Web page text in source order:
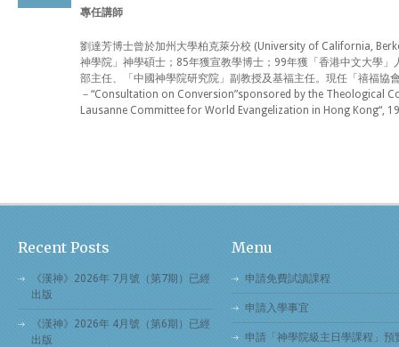
專任講師
劉達芳博士曾於加州大學柏克萊分校 (University of California,
神學院」神學碩士；85年獲宣教學博士；99年獲「香港中文大學
部主任、「中國神學院研究院」副教授及基福主任。現任「禧福
－“Consultation on Conversion”sponsored by the Theological
Lausanne Committee for World Evangelization in Hong Kong“,
Recent Posts
《漢神》2026年 7月號（第7期）已經
出版
《漢神》2026年 4月號（第6期）已經
出版
Menu
申請免費試讀課程
申請入學事宜
申請「神學院級主日學課程」預